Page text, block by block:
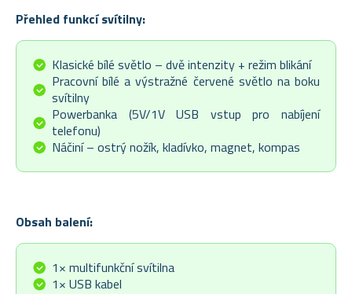
Přehled funkcí svítilny:
Klasické bílé světlo – dvě intenzity + režim blikání
Pracovní bílé a výstražné červené světlo na boku
svítilny
Powerbanka (5V/1V USB vstup pro nabíjení
telefonu)
Náčiní – ostrý nožík, kladívko, magnet, kompas
Obsah balení:
1× multifunkční svítilna
1× USB kabel